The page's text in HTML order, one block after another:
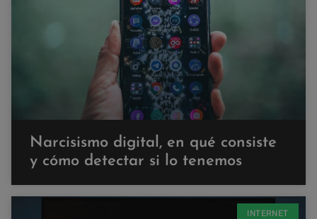
Narcisismo digital, en qué consiste
y cómo detectar si lo tenemos
INTERNET